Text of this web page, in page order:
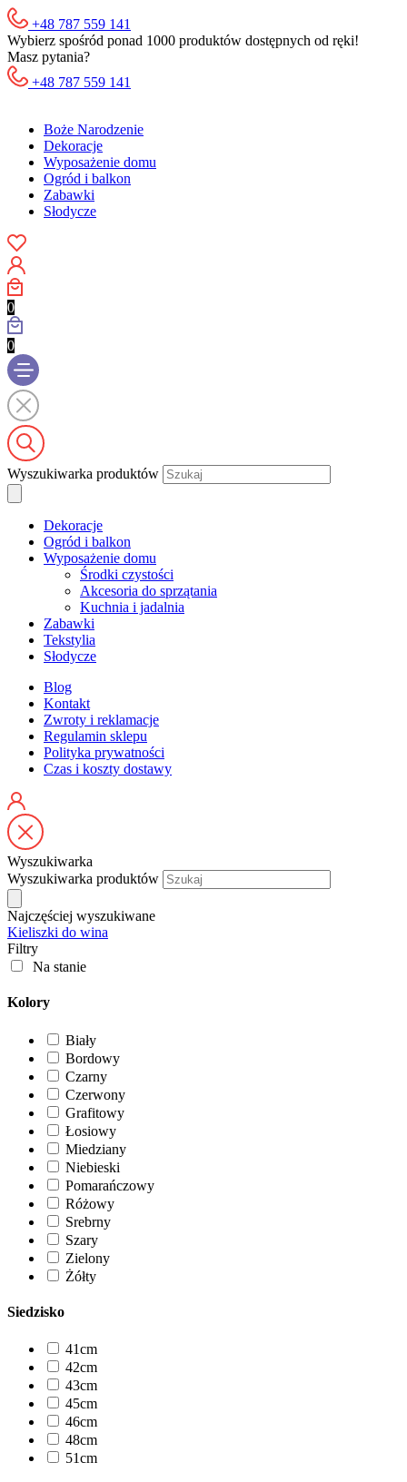
+48 787 559 141
Wybierz spośród ponad 1000 produktów dostępnych od ręki!
Masz pytania?
+48 787 559 141
Boże Narodzenie
Dekoracje
Wyposażenie domu
Ogród i balkon
Zabawki
Słodycze
0
0
Wyszukiwarka produktów
Dekoracje
Ogród i balkon
Wyposażenie domu
Środki czystości
Akcesoria do sprzątania
Kuchnia i jadalnia
Zabawki
Tekstylia
Słodycze
Blog
Kontakt
Zwroty i reklamacje
Regulamin sklepu
Polityka prywatności
Czas i koszty dostawy
Wyszukiwarka
Wyszukiwarka produktów
Najczęściej wyszukiwane
Kieliszki do wina
Filtry
Na stanie
Kolory
Biały
Bordowy
Czarny
Czerwony
Grafitowy
Łosiowy
Miedziany
Niebieski
Pomarańczowy
Różowy
Srebrny
Szary
Zielony
Żółty
Siedzisko
41cm
42cm
43cm
45cm
46cm
48cm
51cm